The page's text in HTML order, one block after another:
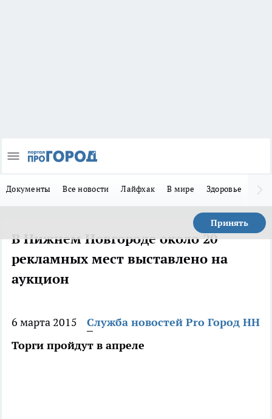
Документы Все новости Лайфхак В мире Здоровье
Принять
В Нижнем Новгороде около 20
рекламных мест выставлено на
аукцион
6 марта 2015
Служба новостей Pro Город НН
Торги пройдут в апреле